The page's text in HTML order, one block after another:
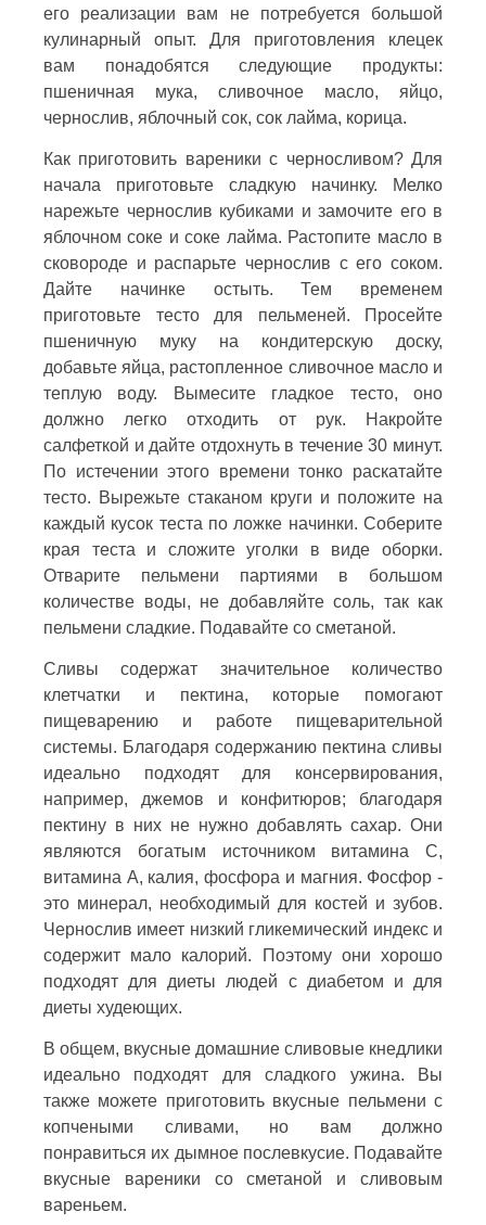
его реализации вам не потребуется большой
кулинарный опыт. Для приготовления клецек
вам понадобятся следующие продукты:
пшеничная мука, сливочное масло, яйцо,
чернослив, яблочный сок, сок лайма, корица.
Как приготовить вареники с черносливом? Для
начала приготовьте сладкую начинку. Мелко
нарежьте чернослив кубиками и замочите его в
яблочном соке и соке лайма. Растопите масло в
сковороде и распарьте чернослив с его соком.
Дайте начинке остыть. Тем временем
приготовьте тесто для пельменей. Просейте
пшеничную муку на кондитерскую доску,
добавьте яйца, растопленное сливочное масло и
теплую воду. Вымесите гладкое тесто, оно
должно легко отходить от рук. Накройте
салфеткой и дайте отдохнуть в течение 30 минут.
По истечении этого времени тонко раскатайте
тесто. Вырежьте стаканом круги и положите на
каждый кусок теста по ложке начинки. Соберите
края теста и сложите уголки в виде оборки.
Отварите пельмени партиями в большом
количестве воды, не добавляйте соль, так как
пельмени сладкие. Подавайте со сметаной.
Сливы содержат значительное количество
клетчатки и пектина, которые помогают
пищеварению и работе пищеварительной
системы. Благодаря содержанию пектина сливы
идеально подходят для консервирования,
например, джемов и конфитюров; благодаря
пектину в них не нужно добавлять сахар. Они
являются богатым источником витамина С,
витамина А, калия, фосфора и магния. Фосфор -
это минерал, необходимый для костей и зубов.
Чернослив имеет низкий гликемический индекс и
содержит мало калорий. Поэтому они хорошо
подходят для диеты людей с диабетом и для
диеты худеющих.
В общем, вкусные домашние сливовые кнедлики
идеально подходят для сладкого ужина. Вы
также можете приготовить вкусные пельмени с
копчеными сливами, но вам должно
понравиться их дымное послевкусие. Подавайте
вкусные вареники со сметаной и сливовым
вареньем.